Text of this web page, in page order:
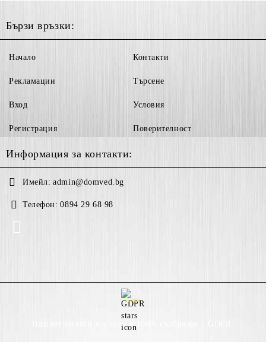
Бързи връзки:
Начало
Рекламации
Вход
Регистрация
Контакти
Търсене
Условия
Поверителност
Информация за контакти:
Имейл: admin@domved.bg
Телефон: 0894 29 68 98
GDPR
Нашият онлайн магазин е 100% съобразен с GDPR.